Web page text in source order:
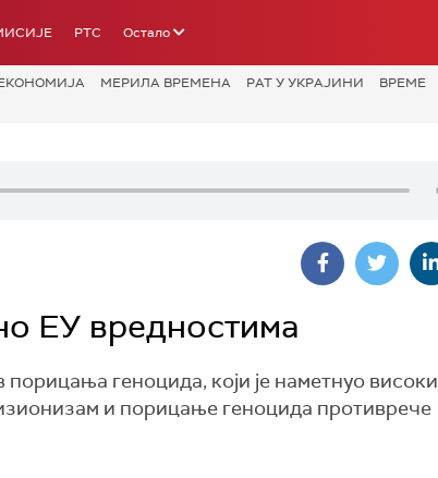
РТС Остало
МЕРИЛА ВРЕМЕНА РАТ У УКРАЈИНИ ВРЕМЕ
ЕУ вредностима
геноцида, који је наметнуо високи
и порицање геноцида противрече